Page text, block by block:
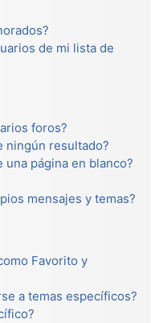
de mi lista de
foros?
ningún resultado?
página en blanco?
mensajes y temas?
Favorito y
a temas específicos?